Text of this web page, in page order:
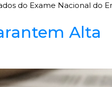
do Exame Nacional do
Alta